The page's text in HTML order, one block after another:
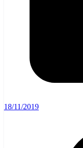
18/11/2019